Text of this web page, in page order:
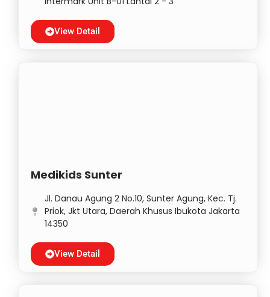
View Detail
Medikids Sunter
Jl. Danau Agung 2 No.10, Sunter Agung, Kec. Tj.
Priok, Jkt Utara, Daerah Khusus Ibukota Jakarta
14350
View Detail